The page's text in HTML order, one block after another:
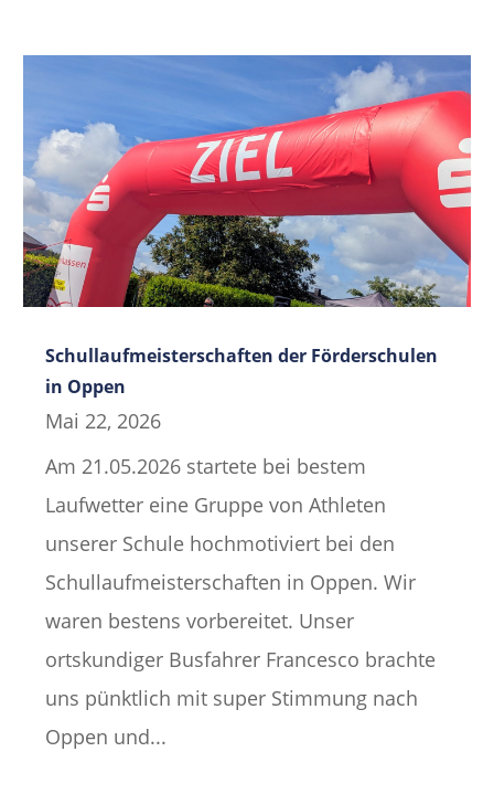
Schullaufmeisterschaften der Förderschulen
in Oppen
Mai 22, 2026
Am 21.05.2026 startete bei bestem
Laufwetter eine Gruppe von Athleten
unserer Schule hochmotiviert bei den
Schullaufmeisterschaften in Oppen. Wir
waren bestens vorbereitet. Unser
ortskundiger Busfahrer Francesco brachte
uns pünktlich mit super Stimmung nach
Oppen und...